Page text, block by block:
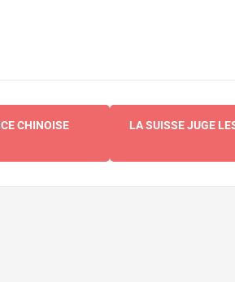
CHINOISE
LA SUISSE JUGE